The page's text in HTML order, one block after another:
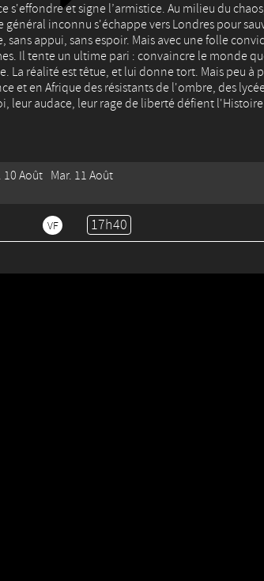
s'effondre et signe l’armistice. Au milieu du
général inconnu s'échappe vers Londres pour
sans appui, sans espoir. Mais avec une folle
Il tente un ultime pari : convaincre le monde
La réalité est têtue, et lui donne tort. Mais peu à
et en Afrique des résistants de l'ombre, des
leur audace, leur rage de liberté défient
10 Août Mar. 11 Août
VF 17h40